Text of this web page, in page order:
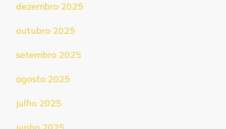
dezembro 2025
outubro 2025
setembro 2025
agosto 2025
julho 2025